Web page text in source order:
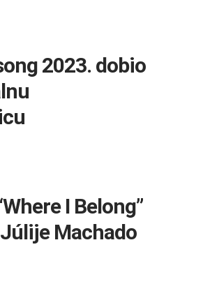
2023. dobio
I Belong”
Machado